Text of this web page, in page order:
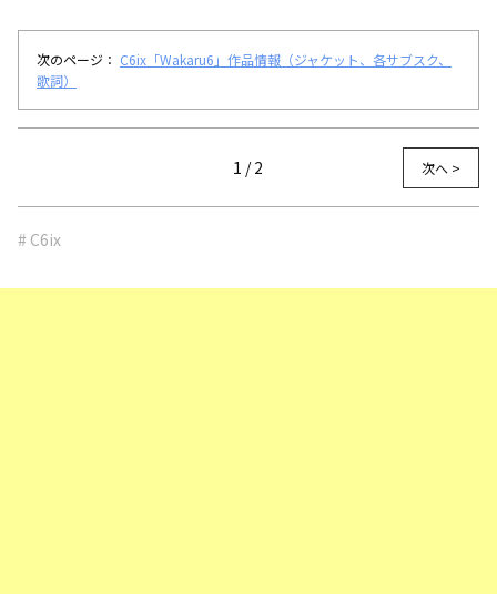
次のページ： C6ix「Wakaru6」作品情報（ジャケット、各サブスク、
歌詞）
1 / 2 次へ >
# C6ix